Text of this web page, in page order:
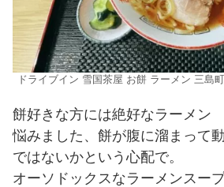
ドライブイン 雪国茶屋 お餅 ラーメン 三島
餅好きな方には絶好なラーメン
悩みました、餅が腹に溜まって
ではないかという心配で。
オーソドックスなラーメンスー